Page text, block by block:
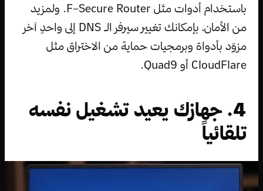
باستخدام أدوات مثل F–Secure Router. ولمزيد
من الأمان، بإمكانك تغيير سيرفر الـ DNS إلى واحدٍ آخر
مزوّد بأدواة وبرمجيات حماية من الاختراق مثل
CloudFlare أو Quad9.
4. جهازك يعيد تشغيل نفسه
تلقائياً